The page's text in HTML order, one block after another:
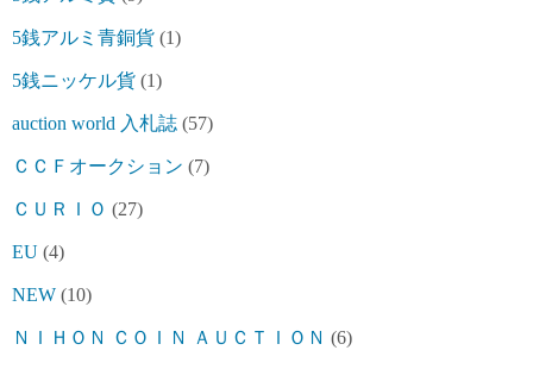
5銭アルミ青銅貨 (1)
5銭ニッケル貨 (1)
auction world 入札誌 (57)
ＣＣＦオークション (7)
ＣＵＲＩＯ (27)
EU (4)
NEW (10)
ＮＩＨＯＮ ＣＯＩＮ ＡＵＣＴＩＯＮ (6)